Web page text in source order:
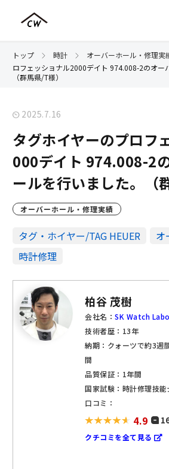
トップ 時計 オーバーホール・修理実
ロフェッショナル2000デイト 974.008-2のオー
（群馬県/T様）
2025.7.16
タグホイヤーのプロフ
000デイト 974.008-2
ールを行いました。（
オーバーホール・修理実績
タグ・ホイヤー/TAG HEUER
オ
時計修理
柏谷 茂樹
会社名：SK Watch Labo
技術者歴：13年
納期：クォーツで約3週
間
品質保証：1年間
国家試験：時計修理技能
口コミ：
4.9
クチコミを全て見る